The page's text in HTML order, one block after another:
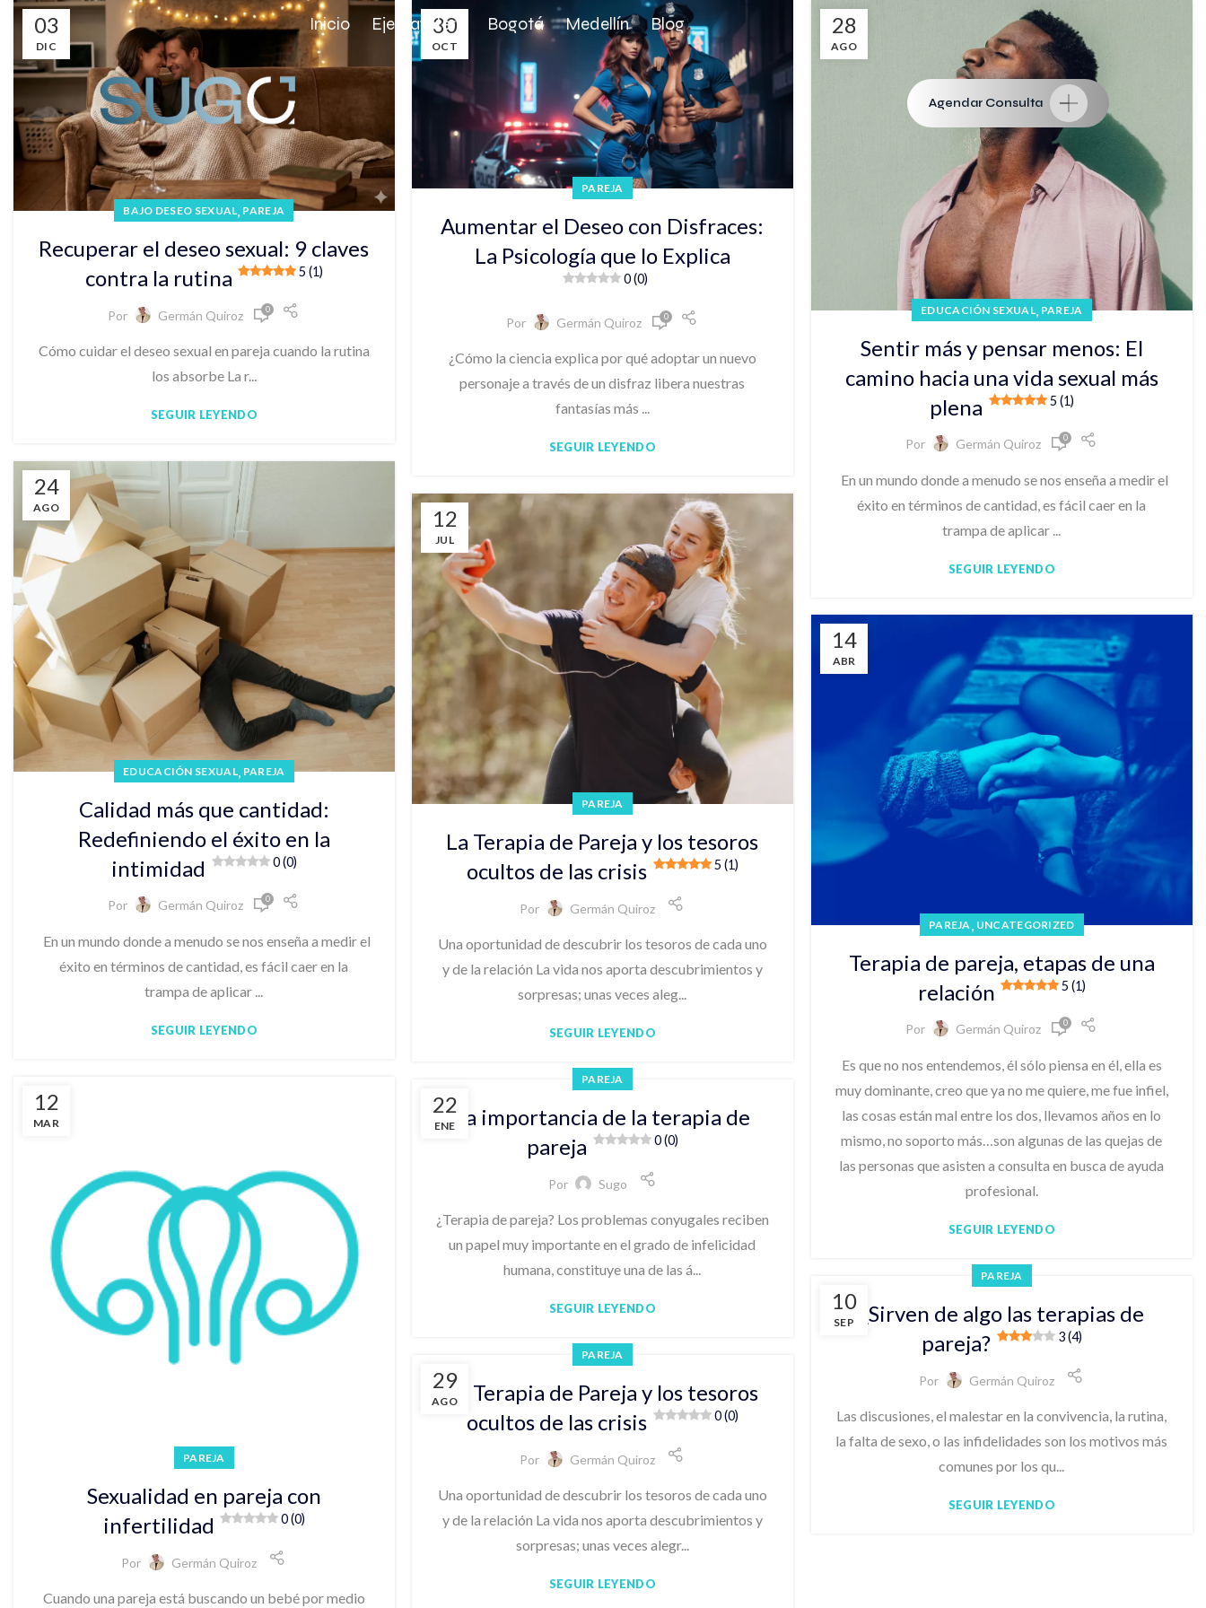
Inicio Eje Cafetero Bogotá Medellín Blog
Agendar Consulta
03
DIC
BAJO DESEO SEXUAL, PAREJA
Recuperar el deseo sexual: 9 claves
contra la rutina
5 (1)
Por Germán Quiroz 0
Cómo cuidar el deseo sexual en pareja cuando la rutina
los absorbe La r...
SEGUIR LEYENDO
30
OCT
PAREJA
Aumentar el Deseo con Disfraces:
La Psicología que lo Explica
0 (0)
Por Germán Quiroz 0
¿Cómo la ciencia explica por qué adoptar un nuevo
personaje a través de un disfraz libera nuestras
fantasías más ...
SEGUIR LEYENDO
28
AGO
EDUCACIÓN SEXUAL, PAREJA
Sentir más y pensar menos: El
camino hacia una vida sexual más
plena
5 (1)
Por Germán Quiroz 0
En un mundo donde a menudo se nos enseña a medir el
éxito en términos de cantidad, es fácil caer en la
trampa de aplicar ...
SEGUIR LEYENDO
24
AGO
EDUCACIÓN SEXUAL, PAREJA
Calidad más que cantidad:
Redefiniendo el éxito en la
intimidad
0 (0)
Por Germán Quiroz 0
En un mundo donde a menudo se nos enseña a medir el
éxito en términos de cantidad, es fácil caer en la
trampa de aplicar ...
SEGUIR LEYENDO
12
JUL
PAREJA
La Terapia de Pareja y los tesoros
ocultos de las crisis
5 (1)
Por Germán Quiroz
Una oportunidad de descubrir los tesoros de cada uno
y de la relación La vida nos aporta descubrimientos y
sorpresas; unas veces aleg...
SEGUIR LEYENDO
14
ABR
PAREJA UNCATEGORIZED
Terapia de pareja, etapas de una
relación
5 (1)
Por Germán Quiroz 0
Es que no nos entendemos, él sólo piensa en él, ella es
muy dominante, creo que ya no me quiere, me fue infiel,
las cosas están mal entre los dos, llevamos años en lo
mismo, no soporto más…son algunas de las quejas de
las personas que asisten a consulta en busca de ayuda
profesional.
SEGUIR LEYENDO
12
MAR
PAREJA
Sexualidad en pareja con
infertilidad
0 (0)
Por Germán Quiroz
Cuando una pareja está buscando un bebé por medio
22
ENE
PAREJA
La importancia de la terapia de
pareja
0 (0)
Por Sugo
¿Terapia de pareja? Los problemas conyugales reciben
un papel muy importante en el grado de infelicidad
humana, constituye una de las á...
SEGUIR LEYENDO 10
SEP
PAREJA
¿Sirven de algo las terapias de
pareja?
3 (4)
Por Germán Quiroz
Las discusiones, el malestar en la convivencia, la rutina,
la falta de sexo, o las infidelidades son los motivos más
comunes por los qu...
SEGUIR LEYENDO
29
AGO
PAREJA
La Terapia de Pareja y los tesoros
ocultos de las crisis
0 (0)
Por Germán Quiroz
Una oportunidad de descubrir los tesoros de cada uno
y de la relación La vida nos aporta descubrimientos y
sorpresas; unas veces alegr...
SEGUIR LEYENDO